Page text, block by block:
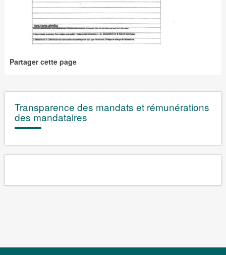
Partager cette page
Transparence des mandats et rémunérations
des mandataires